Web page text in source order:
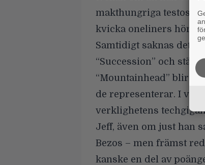
makthungriga
kvicka oneliners hör
Samtidigt saknas det
“Succession” och
“Mountainhead” blir
de representerar. I
verklighetens
Jeff, även om just han
Bezos – men främst
kanske en del av